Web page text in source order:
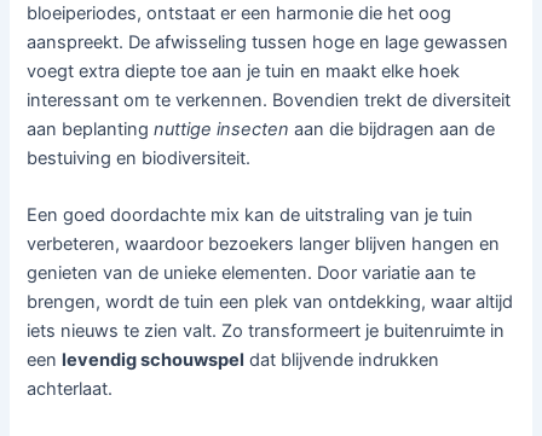
bloeiperiodes, ontstaat er een harmonie die het oog
aanspreekt. De afwisseling tussen hoge en lage gewassen
voegt extra diepte toe aan je tuin en maakt elke hoek
interessant om te verkennen. Bovendien trekt de diversiteit
aan beplantingnuttige insecten aan die bijdragen aan de
bestuiving en biodiversiteit.
Een goed doordachte mix kan de uitstraling van je tuin
verbeteren, waardoor bezoekers langer blijven hangen en
genieten van de unieke elementen. Door variatie aan te
brengen, wordt de tuin een plek van ontdekking, waar altijd
iets nieuws te zien valt. Zo transformeert je buitenruimte in
eenlevendig schouwspel dat blijvende indrukken
achterlaat.